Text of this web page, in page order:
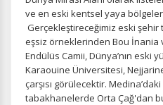
Zorunlu Çerezler HER
Oturum yönetimi, güvenlik ve
gereklidir. Bu çerezler
devre dışı bırakılamaz.
ve en eski kentsel yaya
Gerçekleştireceğimiz eski
eşsiz örneklerinden Bou İnania
Endülüs Camii, Dünya’nın eski
Karaouine Üniversitesi,
çarşısı görülecektir.
tabakhanelerde Orta Çağ'dan